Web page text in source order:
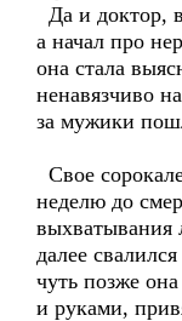
Да и доктор,
а начал про
она стала
ненавязчиво
за мужики
Свое
неделю до
выхватывания
далее
чуть позже
и руками,